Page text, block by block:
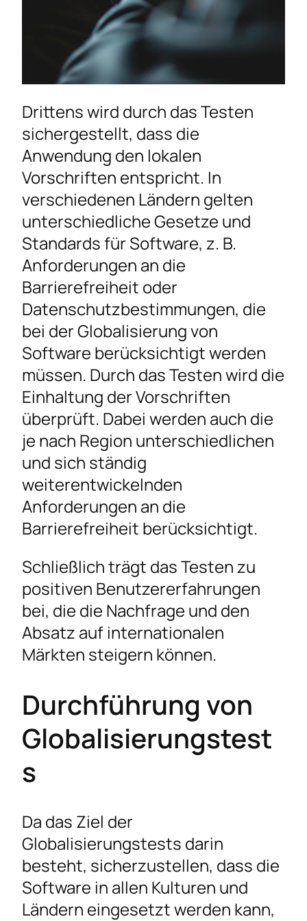
Drittens wird durch das Testen
sichergestellt, dass die
Anwendung den lokalen
Vorschriften entspricht. In
verschiedenen Ländern gelten
unterschiedliche Gesetze und
Standards für Software, z. B.
Anforderungen an die
Barrierefreiheit oder
Datenschutzbestimmungen, die
bei der Globalisierung von
Software berücksichtigt werden
müssen. Durch das Testen wird die
Einhaltung der Vorschriften
überprüft. Dabei werden auch die
je nach Region unterschiedlichen
und sich ständig
weiterentwickelnden
Anforderungen an die
Barrierefreiheit berücksichtigt.
Schließlich trägt das Testen zu
positiven Benutzererfahrungen
bei, die die Nachfrage und den
Absatz auf internationalen
Märkten steigern können.
Durchführung von
Globalisierungstest
s
Da das Ziel der
Globalisierungstests darin
besteht, sicherzustellen, dass die
Software in allen Kulturen und
Ländern eingesetzt werden kann,